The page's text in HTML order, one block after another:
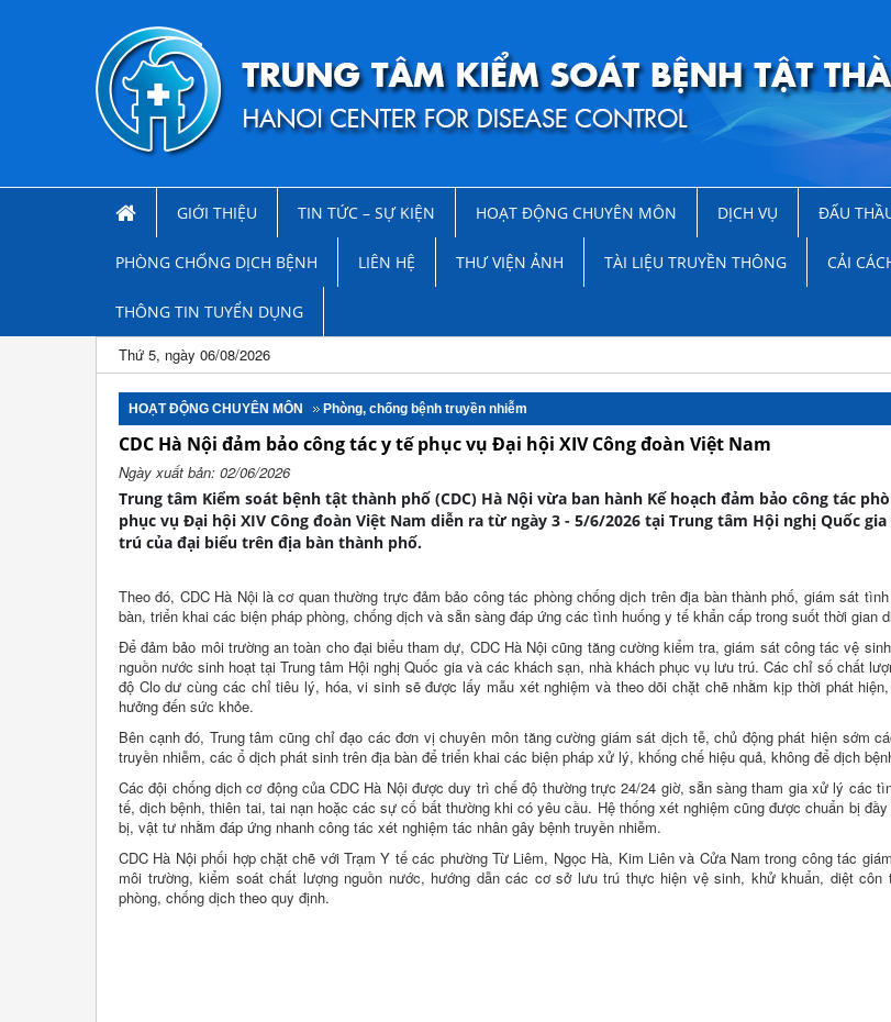
GIỚI THIỆU TIN TỨC – SỰ KIỆN HOẠT ĐỘNG CHUYÊN MÔN DỊCH VỤ ĐẤU
PHÒNG CHỐNG DỊCH BỆNH LIÊN HỆ THƯ VIỆN ẢNH TÀI LIỆU TRUYỀN THÔNG CẢI
THÔNG TIN TUYỂN DỤNG
Thứ 5, ngày 06/08/2026
HOẠT ĐỘNG CHUYÊN MÔN Phòng, chống bệnh truyền nhiễm
CDC Hà Nội đảm bảo công tác y tế phục vụ Đại hội XIV Công đoàn Việt Nam
Ngày xuất bản: 02/06/2026
Trung tâm Kiểm soát bệnh tật thành phố (CDC) Hà Nội vừa ban hành Kế hoạch đảm bảo công tác
phục vụ Đại hội XIV Công đoàn Việt Nam diễn ra từ ngày 3 - 5/6/2026 tại Trung tâm Hội nghị Quốc
trú của đại biểu trên địa bàn thành phố.
Theo đó, CDC Hà Nội là cơ quan thường trực đảm bảo công tác phòng chống dịch trên địa bàn thành phố, giám sát
bàn, triển khai các biện pháp phòng, chống dịch và sẵn sàng đáp ứng các tình huống y tế khẩn cấp trong suốt thời gian
Để đảm bảo môi trường an toàn cho đại biểu tham dự, CDC Hà Nội cũng tăng cường kiểm tra, giám sát công tác vệ
nguồn nước sinh hoạt tại Trung tâm Hội nghị Quốc gia và các khách sạn, nhà khách phục vụ lưu trú. Các chỉ số chất
độ Clo dư cùng các chỉ tiêu lý, hóa, vi sinh sẽ được lấy mẫu xét nghiệm và theo dõi chặt chẽ nhằm kịp thời phát
hưởng đến sức khỏe.
Bên cạnh đó, Trung tâm cũng chỉ đạo các đơn vị chuyên môn tăng cường giám sát dịch tễ, chủ động phát hiện sớm
truyền nhiễm, các ổ dịch phát sinh trên địa bàn để triển khai các biện pháp xử lý, khống chế hiệu quả, không để dịch
Các đội chống dịch cơ động của CDC Hà Nội được duy trì chế độ thường trực 24/24 giờ, sẵn sàng tham gia xử lý các
tế, dịch bệnh, thiên tai, tai nạn hoặc các sự cố bất thường khi có yêu cầu. Hệ thống xét nghiệm cũng được chuẩn bị
bị, vật tư nhằm đáp ứng nhanh công tác xét nghiệm tác nhân gây bệnh truyền nhiễm.
CDC Hà Nội phối hợp chặt chẽ với Trạm Y tế các phường Từ Liêm, Ngọc Hà, Kim Liên và Cửa Nam trong công tác
môi trường, kiểm soát chất lượng nguồn nước, hướng dẫn các cơ sở lưu trú thực hiện vệ sinh, khử khuẩn, diệt côn
phòng, chống dịch theo quy định.